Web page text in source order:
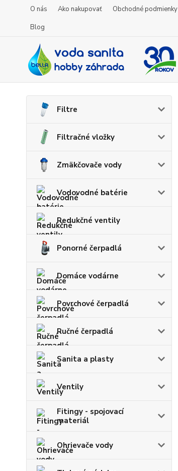
O nás Ako nakupovať Obchodné podmienky
Blog
Filtre
Filtračné vložky
Zmäkčovače vody
Vodovodné batérie
Redukčné ventily
Ponorné čerpadlá
Domáce vodárne
Povrchové čerpadlá
Ručné čerpadlá
Sanita a plasty
Ventily
Fitingy - spojovací
materiál
Ohrievače vody